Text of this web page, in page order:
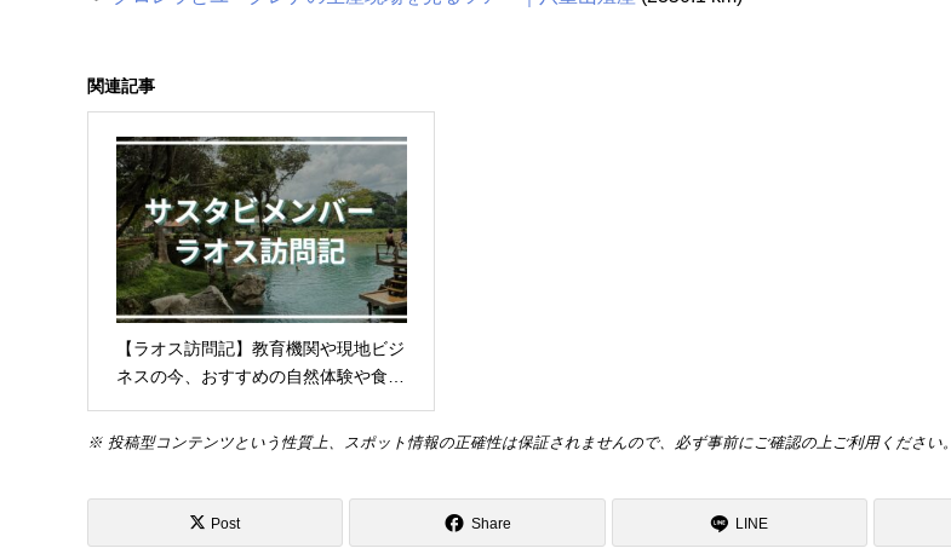
関連記事
【ラオス訪問記】教育機関や現地ビジ
ネスの今、おすすめの自然体験や食…
※ 投稿型コンテンツという性質上、スポット情報の正確性は保証されませんので、必ず事前にご確認の上ご利用ください。
Post Share LINE